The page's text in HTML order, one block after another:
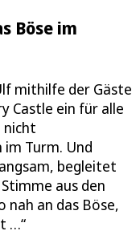
Böse im
mithilfe der Gäste
Castle ein für alle
nicht
Turm. Und
begleitet
aus den
nah an das Böse,
…“